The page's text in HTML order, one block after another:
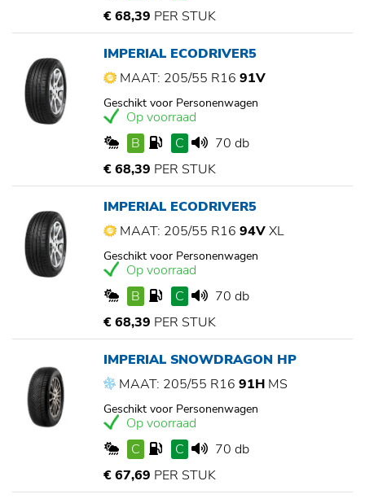
€ 68,39 PER STUK
IMPERIAL ECODRIVER5
MAAT: 205/55 R16 91V
Geschikt voor Personenwagen
Op voorraad
B
C
70 db
€ 68,39 PER STUK
IMPERIAL ECODRIVER5
MAAT: 205/55 R16 94VXL
Geschikt voor Personenwagen
Op voorraad
B
C
70 db
€ 68,39 PER STUK
IMPERIAL SNOWDRAGON HP
MAAT: 205/55 R16 91H MS
Geschikt voor Personenwagen
Op voorraad
C
C
70 db
€ 67,69 PER STUK